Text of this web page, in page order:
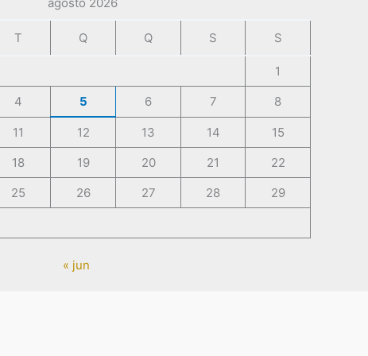
T Q Q S S
1
4 5 6 7 8
11 12 13 14
15
18 19 20 21
22
25 26 27 28
29
« jun